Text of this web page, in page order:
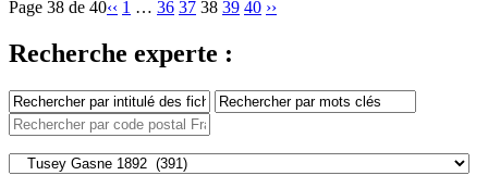
Page 38 de 40‹‹ 1 … 36 37 38 39 40 ››
Recherche experte :